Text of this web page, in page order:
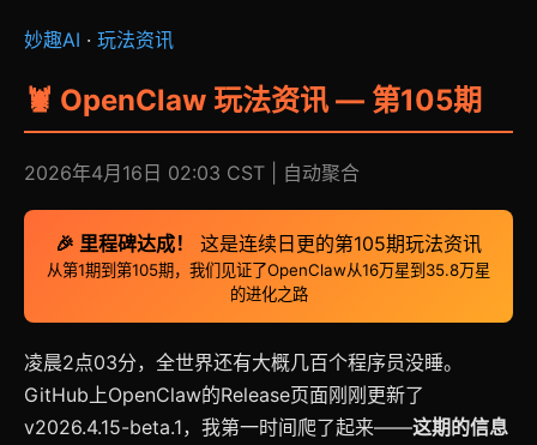
妙趣AI · 玩法资讯
🦞 OpenClaw 玩法资讯 — 第105期
2026年4月16日 02:03 CST | 自动聚合
🎉 里程碑达成！ 这是连续日更的第105期玩法资讯
从第1期到第105期，我们见证了OpenClaw从16万星到35.8万星
的进化之路
凌晨2点03分，全世界还有大概几百个程序员没睡。
GitHub上OpenClaw的Release页面刚刚更新了
v2026.4.15-beta.1，我第一时间爬了起来——这期的信息